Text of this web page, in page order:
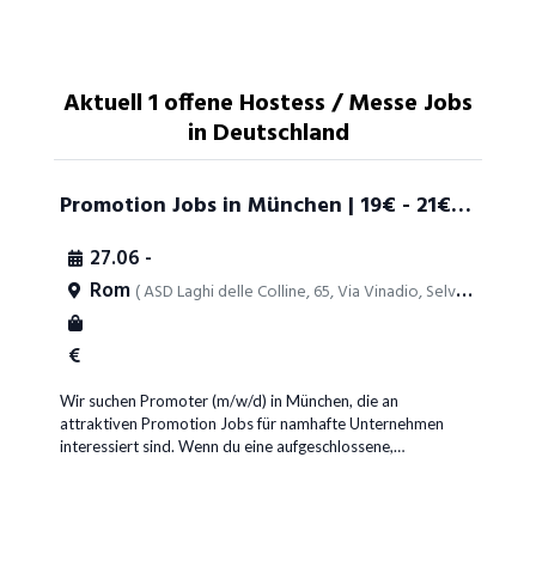
Aktuell 1 offene Hostess / Messe Jobs
in Deutschland
Promotion Jobs in München | 19€ - 21€ / Stunde1
27.06 -
Rom ( ASD Laghi delle Colline, 65, Via Vinadio, Selva Nera,
Wir suchen Promoter (m/w/d) in München, die an
attraktiven Promotion Jobs für namhafte Unternehmen
interessiert sind. Wenn du eine aufgeschlossene,